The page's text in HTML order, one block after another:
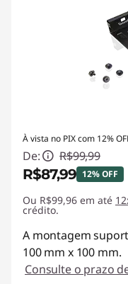
À vista no PIX com 12%
De: R$99,99
R$87,99 12% OFF
Economias
Ou R$99,96 em até
crédito.
A montagem
100 mm x 100 mm.
Consulte o prazo